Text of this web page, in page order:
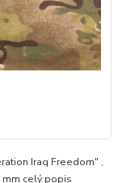
Iraq Freedom" ,
celý popis